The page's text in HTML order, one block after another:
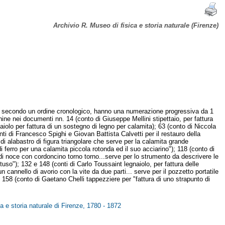
Archivio R. Museo di fisica e storia naturale (Firenze)
un ordine cronologico, hanno una numerazione progressiva da 1
nei documenti nn. 14 (conto di Giuseppe Mellini stipettaio, per fattura
per fattura di un sostegno di legno per calamita); 63 (conto di Niccola
di Francesco Spighi e Giovan Battista Calvetti per il restauro della
alabastro di figura triangolare che serve per la calamita grande
per una calamita piccola rotonda ed il suo acciarino"); 118 (conto di
con cordoncino torno torno...serve per lo strumento da descrivere le
132 e 148 (conti di Carlo Toussaint legnaiolo, per fattura delle
cannello di avorio con la vite da due parti... serve per il pozzetto portatile
(conto di Gaetano Chelli tappezziere per "fattura di uno strapunto di
e storia naturale di Firenze, 1780 - 1872